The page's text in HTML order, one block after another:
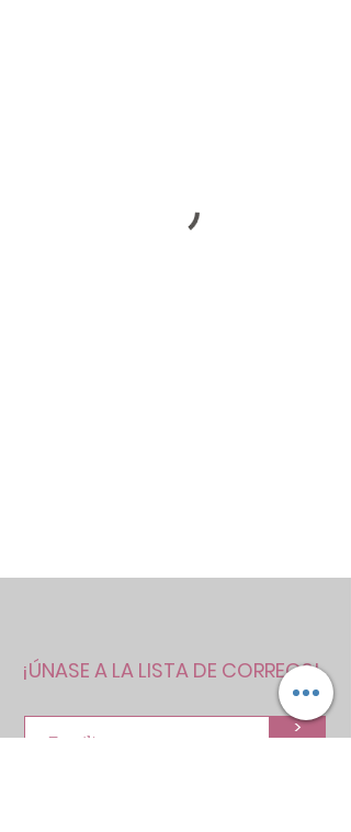
¡ÚNASE A LA LISTA DE CORREOS!
>